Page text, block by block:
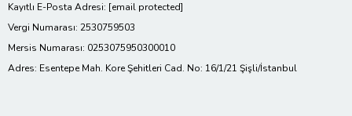
Kayıtlı E-Posta Adresi: [email protected]
Vergi Numarası: 2530759503
Mersis Numarası: 0253075950300010
Adres: Esentepe Mah. Kore Şehitleri Cad. No: 16/1/21 Şişli/İstanbul